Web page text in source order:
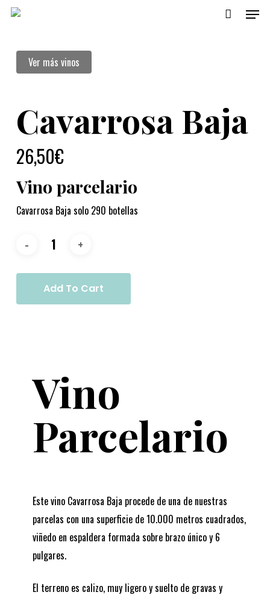
Skip
Menu
Ver más vinos
Cavarrosa Baja
26,50€
Vino parcelario
Cavarrosa Baja solo 290 botellas
Add To Cart
Vino
Parcelario
Este vino Cavarrosa Baja procede de una de nuestras
parcelas con una superficie de 10.000 metros cuadrados,
viñedo en espaldera formada sobre brazo único y 6
pulgares.
El terreno es calizo, muy ligero y suelto de gravas y